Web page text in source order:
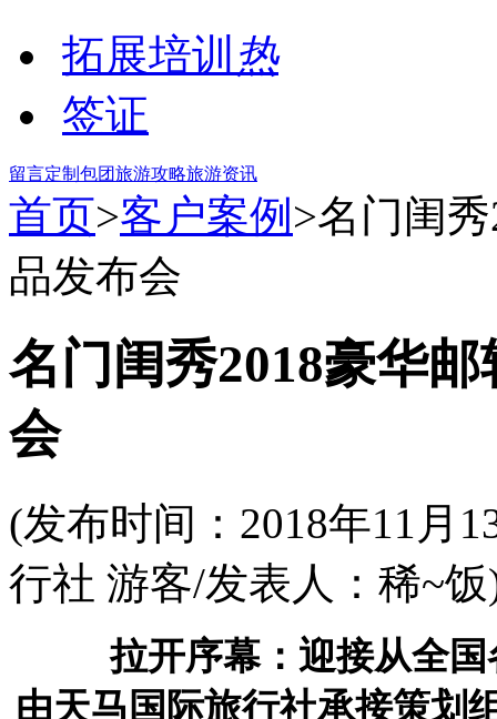
拓展培训 热
签证
留言定制包团旅游攻略旅游资讯
首页>客户案例 >名门闺
品发布会
名门闺秀2018豪华
会
(发布时间：2018年11月
行社 游客/发表人：稀~
拉开序幕：迎接从全
由天马国际旅行社承接策划